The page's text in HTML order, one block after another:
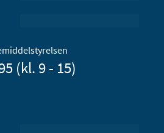
(kl. 9 - 15)